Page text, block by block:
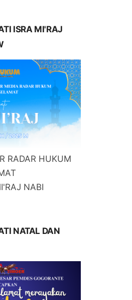
ISRA MI'RAJ
RADAR HUKUM
NABI
NATAL DAN